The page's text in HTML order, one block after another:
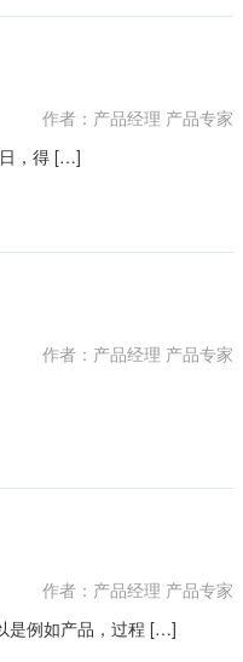
作者：产品经理 产品专家
，得 […]
作者：产品经理 产品专家
作者：产品经理 产品专家
是例如产品，过程 […]